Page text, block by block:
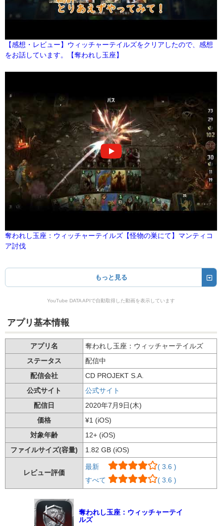
【感想・レビュー】ウィッチャーテイルズをクリアしたので、感想
をお話しています。【奪われし玉座】
奪われし玉座：ウィッチャーテイルズ【怪物の巣にて】マンティコ
ア討伐
もっと見る
YouTube DATA APIで自動取得した動画を表示しています
アプリ基本情報
アプリ名
奪われし玉座：ウィッチャーテイルズ
ステータス
配信中
配信会社
CD PROJEKT S.A.
公式サイト
公式サイト
配信日
2020年7月9日(木)
価格
¥1 (iOS)
対象年齢
12+ (iOS)
ファイルサイズ(容量)
1.82 GB (iOS)
レビュー評価
最新
( 3.6 )
すべて
( 3.6 )
奪われし玉座：ウィッチャーテイ
ルズ